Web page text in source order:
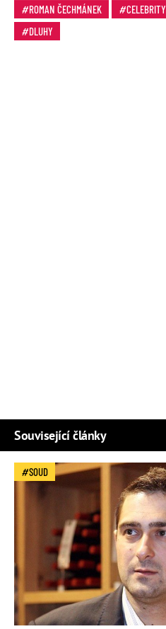
ROMAN ČECHMÁNEK CELEBRITY
DLUHY
Související články
SOUD